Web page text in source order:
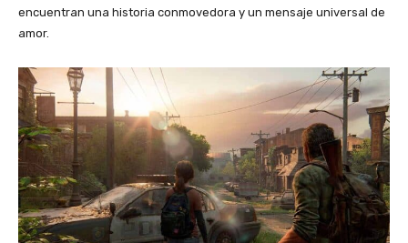
encuentran una historia conmovedora y un mensaje universal de
amor.